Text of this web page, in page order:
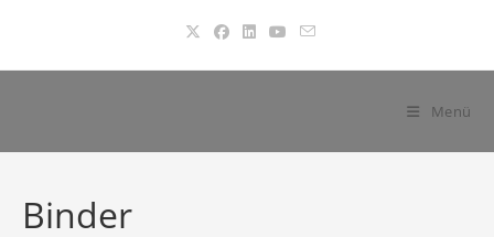
springen
Menü
Binder